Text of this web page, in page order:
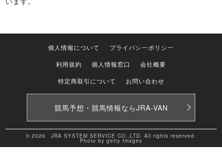
個人情報について
プライバシーポリシー
利用規約
個人情報窓口
会社概要
特定商取引について
お問い合わせ
競馬予想・競馬情報ならJRA-VAN
© 2026 JRA SYSTEM SERVICE CO.,LTD. All rights reserved.
Photo by getty Images